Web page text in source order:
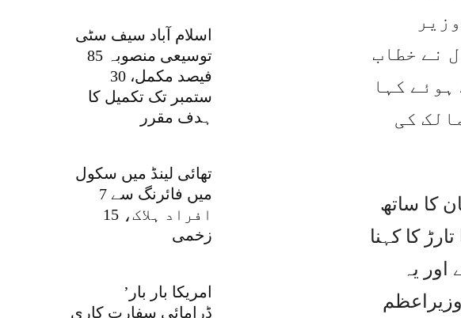
اسلام آباد سیف سٹی
توسیعی منصوبہ 85
فیصد مکمل، 30
ستمبر تک تکمیل کا
ہدف مقرر
تھائی لینڈ میں سکول
میں فائرنگ سے 7
افراد ہلاک، 15
زخمی
’امریکا بار بار
ڈرامائی سفارت کاری
نے خطاب
کہا
کی
کا ساتھ
کا کہنا
یہ